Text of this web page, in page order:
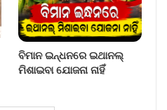
ବିମାନ ଇନ୍ଧନରେ ଇଥାନଲ୍
ମିଶାଇବା ଯୋଜନା ନାହିଁ